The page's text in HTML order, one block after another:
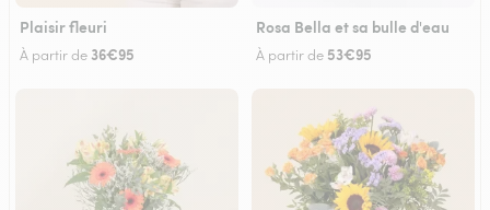
Plaisir fleuri
À partir de 36€95
Rosa Bella et sa bulle d'eau
À partir de 53€95